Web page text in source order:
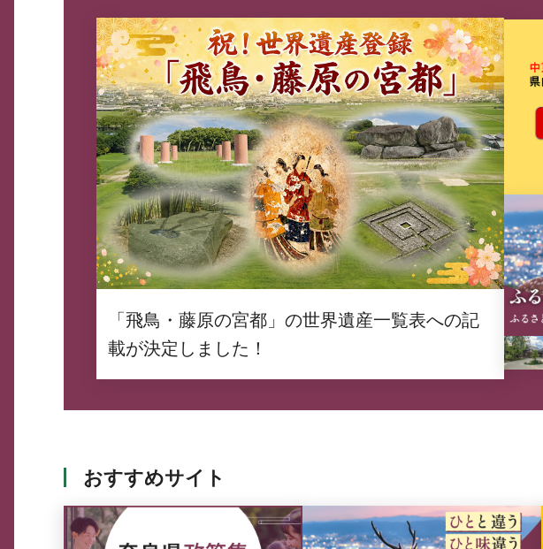
「飛鳥・藤原の宮都」の世界遺産一覧表への記
載が決定しました！
おすすめサイト